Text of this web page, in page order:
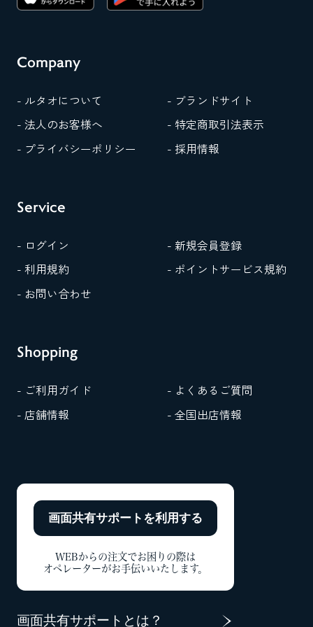
Company
- ルタオについて
- ブランドサイト
- 法人のお客様へ
- 特定商取引法表示
- プライバシーポリシー
- 採用情報
Service
- ログイン
- 新規会員登録
- 利用規約
- ポイントサービス規約
- お問い合わせ
Shopping
- ご利用ガイド
- よくあるご質問
- 店舗情報
- 全国出店情報
画面共有サポートを利用する
WEBからの注文でお困りの際は
オペレーターがお手伝いいたします。
画面共有サポートとは？